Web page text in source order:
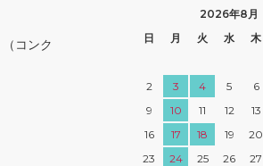
コンク
2026年8月
日
月 火 水 木
2
3 4 5 6
9
10 11 12 13
16
17 18 19 20
23
24 25 26 27